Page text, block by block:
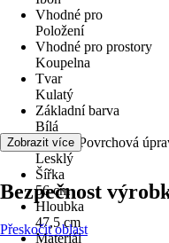
Vhodné pro
Položení
Vhodné pro prostory
Koupelna
Tvar
Kulatý
Základní barva
Bílá
Povrch/Povrchová
Lesklý
Šířka
56 cm
Hloubka
47,5 cm
Materiál
Zobrazit více
Bezpečnost
Přeskočit oblast